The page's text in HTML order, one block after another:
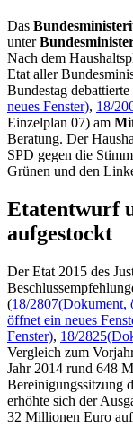
Das
unter
Nach dem
Etat aller
Bundestag
neues Fenster), 18/
Einzelplan 07) am
Beratung. Der
SPD gegen die
Grünen und den
Etatentwurf
aufgestockt
DerEtat 2015 des
(18/2807(Dokument,
öffnet ein neues
Fenster), 18/2825
Vergleich zum
Jahr 2014 rund 648
Bereinigungssitzung
erhöhte sich der
32 Millionen Euro